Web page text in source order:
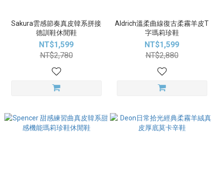
Sakura雲感節奏真皮韓系拼接
德訓鞋休閒鞋
NT$1,599
NT$2,780
Aldrich溫柔曲線復古柔霧羊皮T
字瑪莉珍鞋
NT$1,599
NT$2,880